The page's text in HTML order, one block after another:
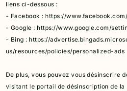
liens ci-dessous :
- Facebook : https://
- Google : https://www.google.com/
- Bing : https://
us/resources/policies/personalized-ads
De plus, vous pouvez vous désinscrire
visitant le portail de désinscription de